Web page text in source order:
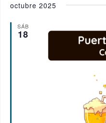
octubre 2025
SÁB
18